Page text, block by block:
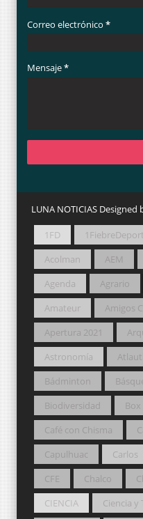
Correo electrónico *
Mensaje*
LUNA NOTICIAS Designed
1FD
Acolman
AEM
Agenda
Agrario
Amateur
Amigos
Apertura 2021
Astronomía
Bádminton
Biodiversidad
Box
Café con Chisma
Capulhuac
Carlos
CFE
Chalco
CIENCIA
Ciencia y